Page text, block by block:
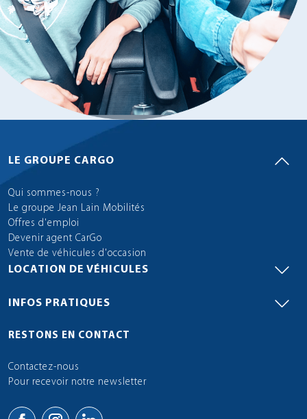
LE GROUPE CARGO
Qui sommes-nous ?
Le groupe Jean Lain Mobilités
Offres d'emploi
Devenir agent CarGo
Vente de véhicules d'occasion
LOCATION DE VÉHICULES
INFOS PRATIQUES
RESTONS EN CONTACT
Contactez-nous
Pour recevoir notre newsletter